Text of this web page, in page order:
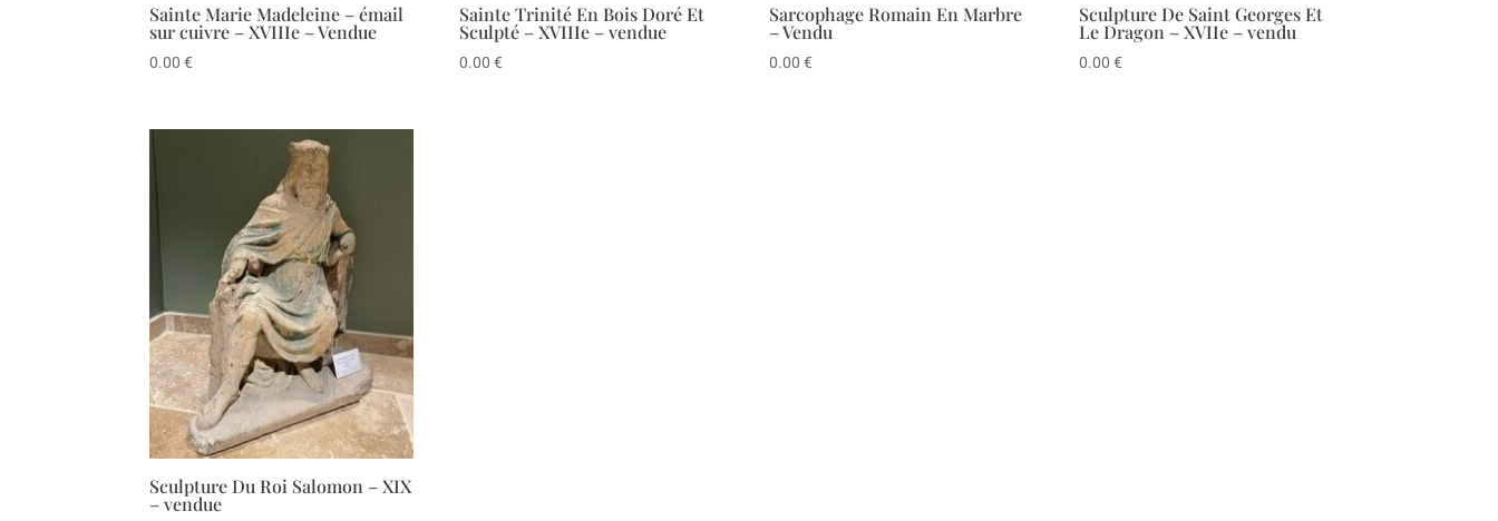
Sainte Marie Madeleine – émail
sur cuivre – XVIIIe – Vendue
0.00€
Sainte Trinité En Bois Doré Et
Sculpté – XVIIIe – vendue
0.00€
Sarcophage Romain En Marbre
– Vendu
0.00€
Sculpture De Saint Georges Et
Le Dragon – XVIIe – vendu
0.00€
Sculpture Du Roi Salomon – XIX
– vendue